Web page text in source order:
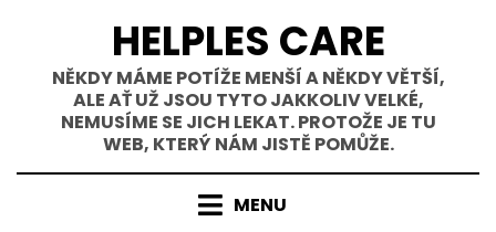
obsahu
HELPLES CARE
NĚKDY MÁME POTÍŽE MENŠÍ A NĚKDY VĚTŠÍ,
ALE AŤ UŽ JSOU TYTO JAKKOLIV VELKÉ,
NEMUSÍME SE JICH LEKAT. PROTOŽE JE TU
WEB, KTERÝ NÁM JISTĚ POMŮŽE.
MENU